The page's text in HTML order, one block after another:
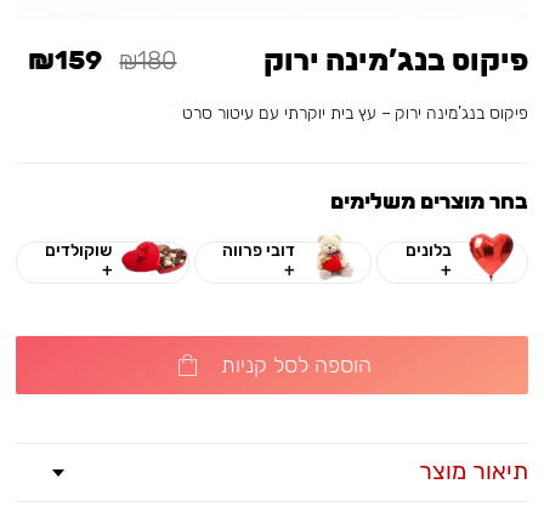
פיקוס בנג’מינה ירוק ₪180
₪159
פיקוס בנג’מינה ירוק – עץ בית יוקרתי עם עיטור סרט
בחר מוצרים משלימים
בלונים
+
דובי פרווה
+
שוקולדים
+
הוספה לסל קניות
תיאור מוצר